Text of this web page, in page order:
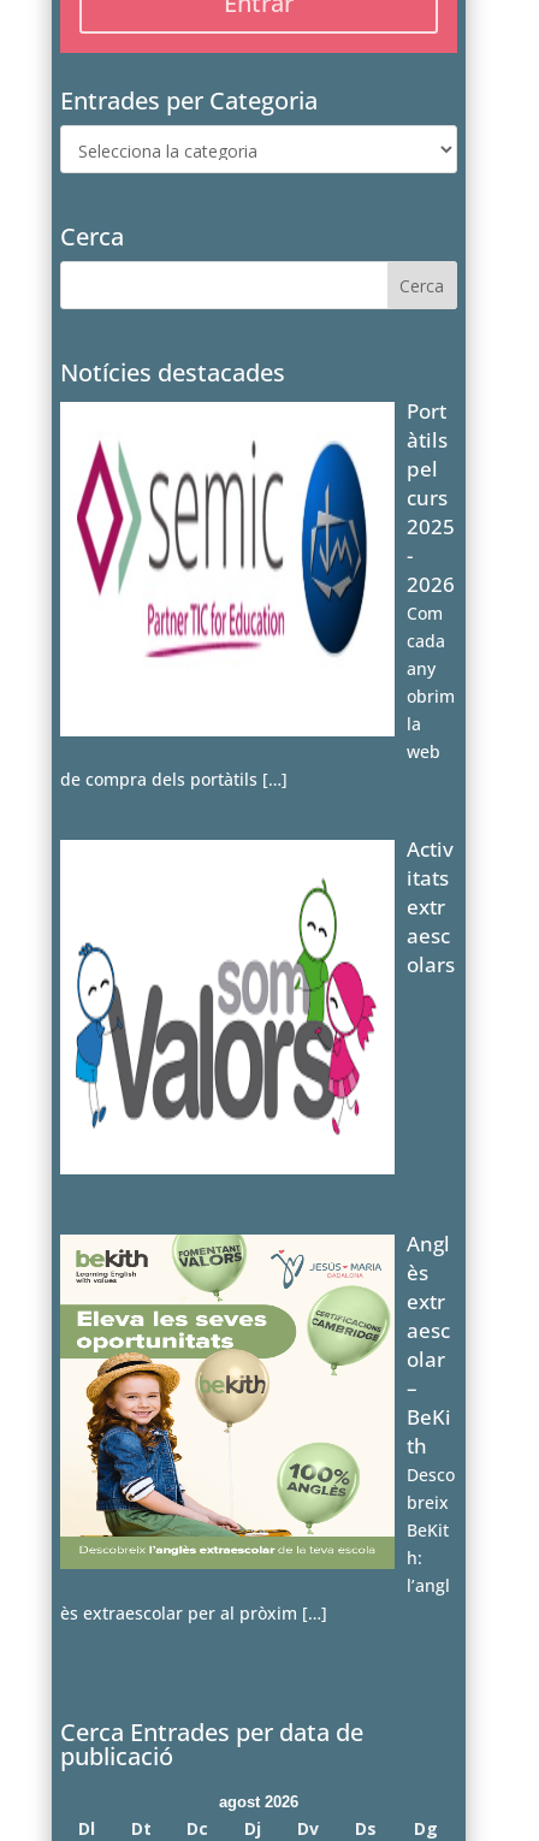
Entrades per Categoria
per
Cerca
Notícies destacades
Port
àtils
pel
curs
2025
-
2026
Com
cada
any
obrim
la
web
de compra dels portàtils […]
Activ
itats
extr
aesc
olars
Angl
ès
extr
aesc
olar
–
BeKi
th
Desco
breix
BeKit
h:
l’angl
ès extraescolar per al pròxim […]
Cerca Entrades per data de
publicació
agost 2026
Dl Dt Dc Dj Dv Ds Dg